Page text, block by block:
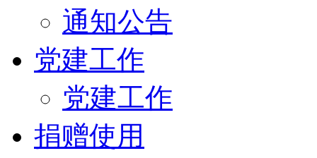
通知公告
党建工作
党建工作
捐赠使用